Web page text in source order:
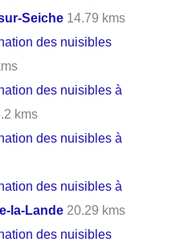
Seiche 14.79 kms
des nuisibles
des nuisibles à
kms
des nuisibles à
des nuisibles à
la-Lande 20.29 kms
des nuisibles